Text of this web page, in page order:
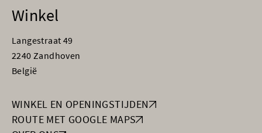
Winkel
Langestraat 49
2240 Zandhoven
België
WINKEL EN OPENINGSTIJDEN
ROUTE MET GOOGLE MAPS